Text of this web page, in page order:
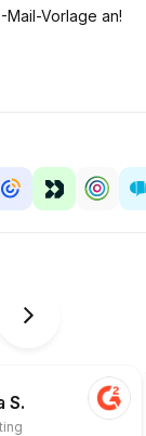
Vorlage an!
S.